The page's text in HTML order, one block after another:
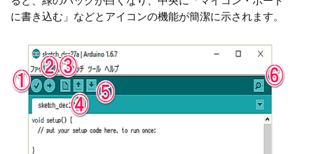
に書き込む」などとアイコンの機能が簡潔に示されます。